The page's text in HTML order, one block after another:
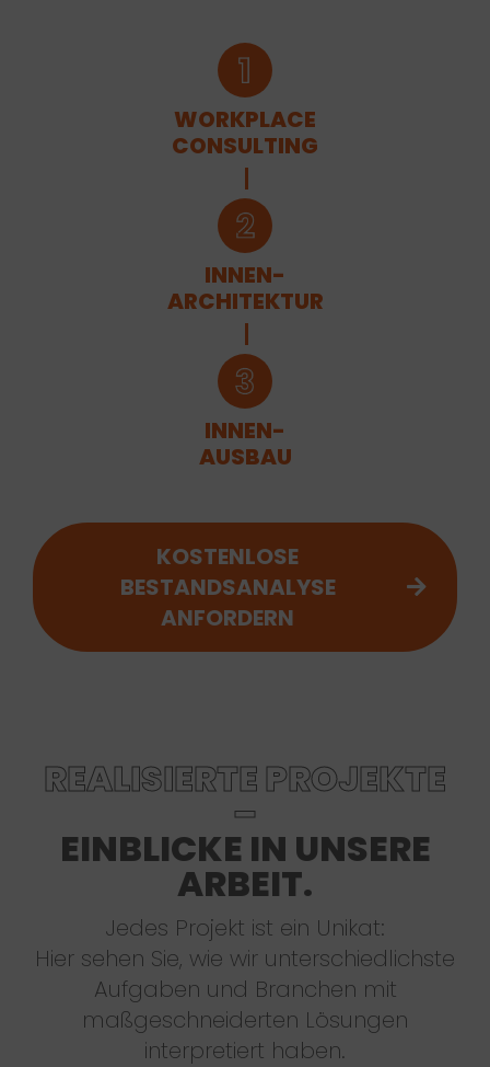
WORKPLACE
CONSULTING
INNEN-
ARCHITEKTUR
INNEN-
AUSBAU
KOSTENLOSE
BESTANDSANALYSE
ANFORDERN
REALISIERTE PROJEKTE
–
EINBLICKE IN UNSERE
ARBEIT.
Jedes Projekt ist ein Unikat:
Hier sehen Sie, wie wir unterschiedlichste
Aufgaben und Branchen mit
maßgeschneiderten Lösungen
interpretiert haben.